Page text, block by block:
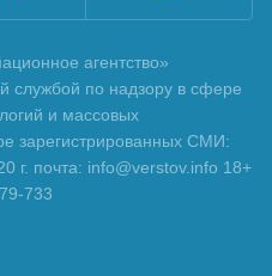
агентство»
службой по надзору в сфере
и массовых
зарегистрированных СМИ:
почта: info@verstov.info 18+
733